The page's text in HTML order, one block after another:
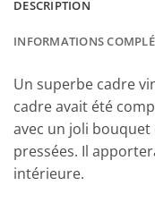
DESCRIPTION
INFORMATIONS
Un superbe cadre
cadre avait été
avec un joli bouquet
pressées. Il
intérieure.